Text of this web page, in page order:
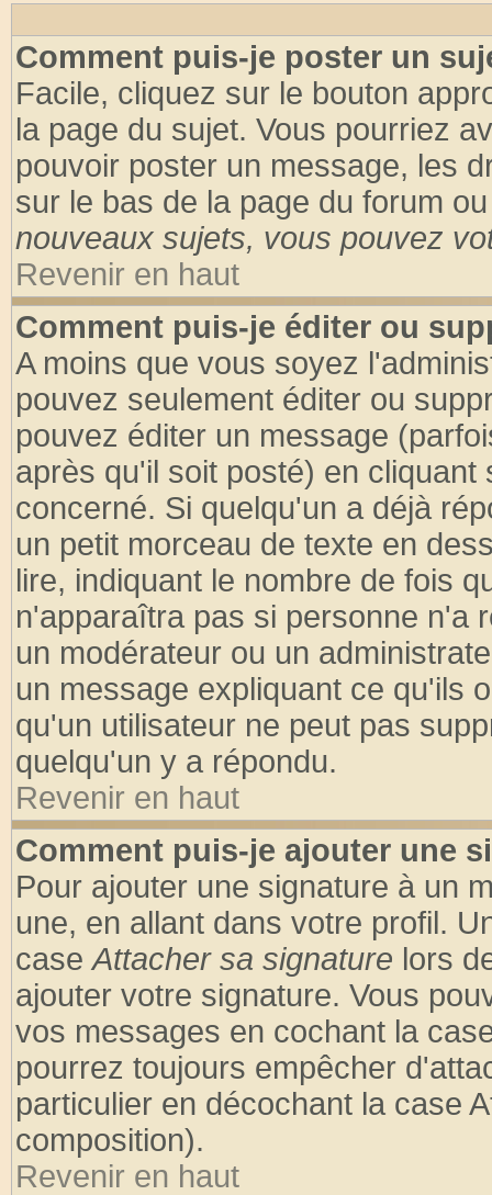
Comment puis-je poster un
Facile, cliquez sur le bouton
la page du sujet. Vous pourriez
pouvoir poster un message, les
sur le bas de la page du forum
nouveaux sujets, vous pouvez
Revenir en haut
Comment puis-je éditer ou
A moins que vous soyez
pouvez seulement éditer ou
pouvez éditer un message
après qu'il soit posté) en
concerné. Si quelqu'un a déjà
un petit morceau de texte en
lire, indiquant le nombre de fois
n'apparaîtra pas si personne n'a
un modérateur ou un
un message expliquant ce qu'ils
qu'un utilisateur ne peut pas
quelqu'un y a répondu.
Revenir en haut
Comment puis-je ajouter une
Pour ajouter une signature à un
une, en allant dans votre profil.
caseAttacher sa signature lors
ajouter votre signature. Vous
vos messages en cochant la
pourrez toujours empêcher
particulier en décochant la case
composition).
Revenir en haut